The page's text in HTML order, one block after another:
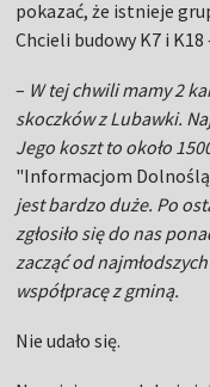
zgłosiło się do nas
zacząć od
Nie udało się.
Na miejscu, podobnie
samAdam Małysz.
Pomóc . Ale razem z